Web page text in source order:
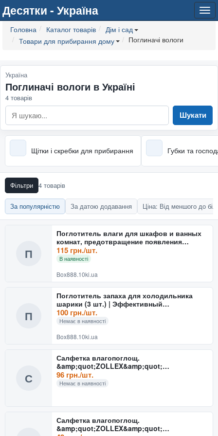
Десятки - Україна
Головна Каталог товарів
Дім і сад
Товари для прибирання дому
Поглиначі вологи
Україна
Поглиначі вологи в Україні
4 товарів
Шукати
Щітки і скребки для прибирання Губки та
Фільтри 4 товарів
За популярністю За датою додавання Ціна: Від меншого до
П
Поглотитель влаги для шкафов и ванных
комнат, предотвращение появления
плесени
115 грн./шт.
В наявності
Box888.10ki.ua
П
Поглотитель запаха для холодильника
шарики (3 шт.) | Эффективный
нейтрализатор ароматов и влаги
100 грн./шт.
Немає в наявності
Box888.10ki.ua
С
Салфетка влагопоглощ.
&amp;quot;ZOLLEX&amp;quot;
(бол.43*64см)
96 грн./шт.
Немає в наявності
Салфетка влагопоглощ.
&amp;quot;ZOLLEX&amp;quot;